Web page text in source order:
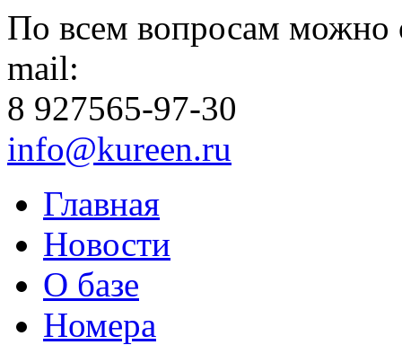
По всем вопросам можно
mail:
8 927565-97-30
info@kureen.ru
Главная
Новости
О базе
Номера